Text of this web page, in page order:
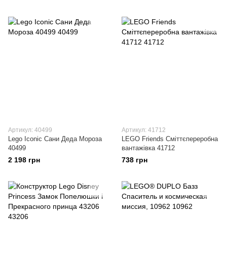
Артикул: 40499
Lego Iconic Сани Деда Мороза
40499
2 198 грн
Артикул: 41712
LEGO Friends Сміттєпереробна
вантажівка 41712
738 грн